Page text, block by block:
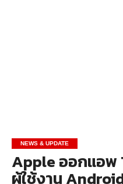
NEWS & UPDATE
Apple ออกแอพ
ผู้ใช้งาน